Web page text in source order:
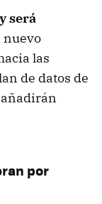
será
nuevo
las
de datos de
por